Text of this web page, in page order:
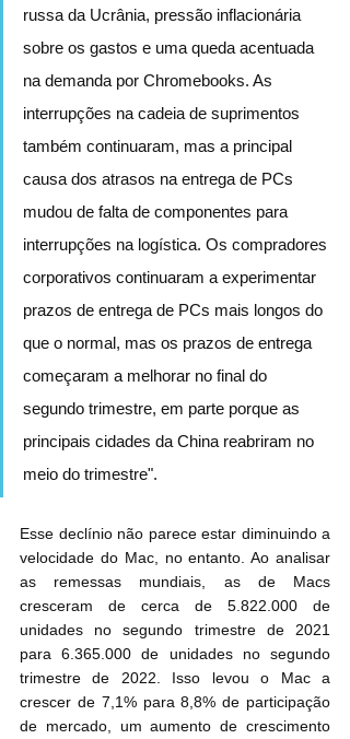
russa da Ucrânia, pressão inflacionária
sobre os gastos e uma queda acentuada
na demanda por Chromebooks. As
interrupções na cadeia de suprimentos
também continuaram, mas a principal
causa dos atrasos na entrega de PCs
mudou de falta de componentes para
interrupções na logística. Os compradores
corporativos continuaram a experimentar
prazos de entrega de PCs mais longos do
que o normal, mas os prazos de entrega
começaram a melhorar no final do
segundo trimestre, em parte porque as
principais cidades da China reabriram no
meio do trimestre".
Esse declínio não parece estar diminuindo a
velocidade do Mac, no entanto. Ao analisar
as remessas mundiais, as de Macs
cresceram de cerca de 5.822.000 de
unidades no segundo trimestre de 2021
para 6.365.000 de unidades no segundo
trimestre de 2022. Isso levou o Mac a
crescer de 7,1% para 8,8% de participação
de mercado, um aumento de crescimento